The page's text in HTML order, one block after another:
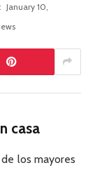
January 10,
casa
los mayores